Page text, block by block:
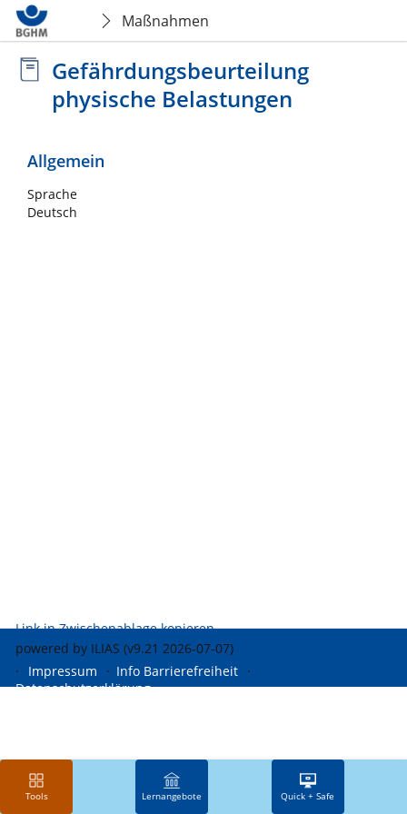
Maßnahmen
Tools Lernangebote Quick + Safe
Gefährdungsbeurteilung
physische Belastungen
Allgemein
Sprache
Deutsch
Link in Zwischenablage kopieren
powered by ILIAS (v9.21 2026-07-07)
Impressum
Info Barrierefreiheit
Datenschutzerklärung